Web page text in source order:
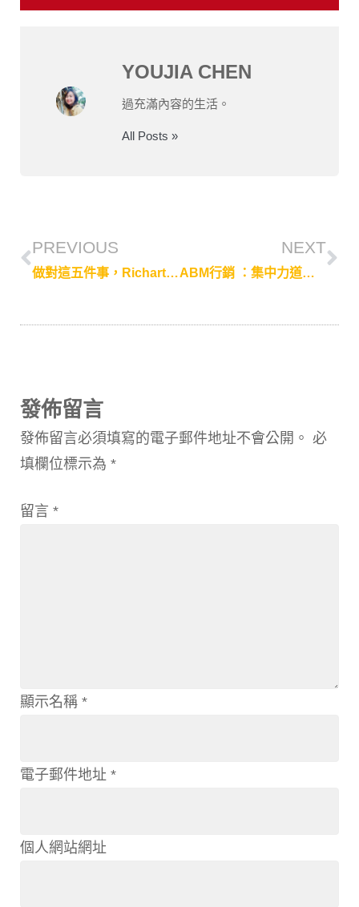
YOUJIA CHEN
過充滿內容的生活。
All Posts »
PREVIOUS
做對這五件事，Richart 用內容行銷打造良好 顧客體驗
NEXT
ABM行銷 ：集中力道、精準投放、最大化收益
發佈留言
發佈留言必須填寫的電子郵件地址不會公開。 必
填欄位標示為 *
留言 *
顯示名稱 *
電子郵件地址 *
個人網站網址